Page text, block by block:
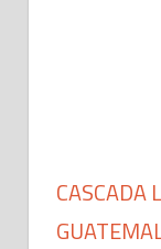
CASCADA